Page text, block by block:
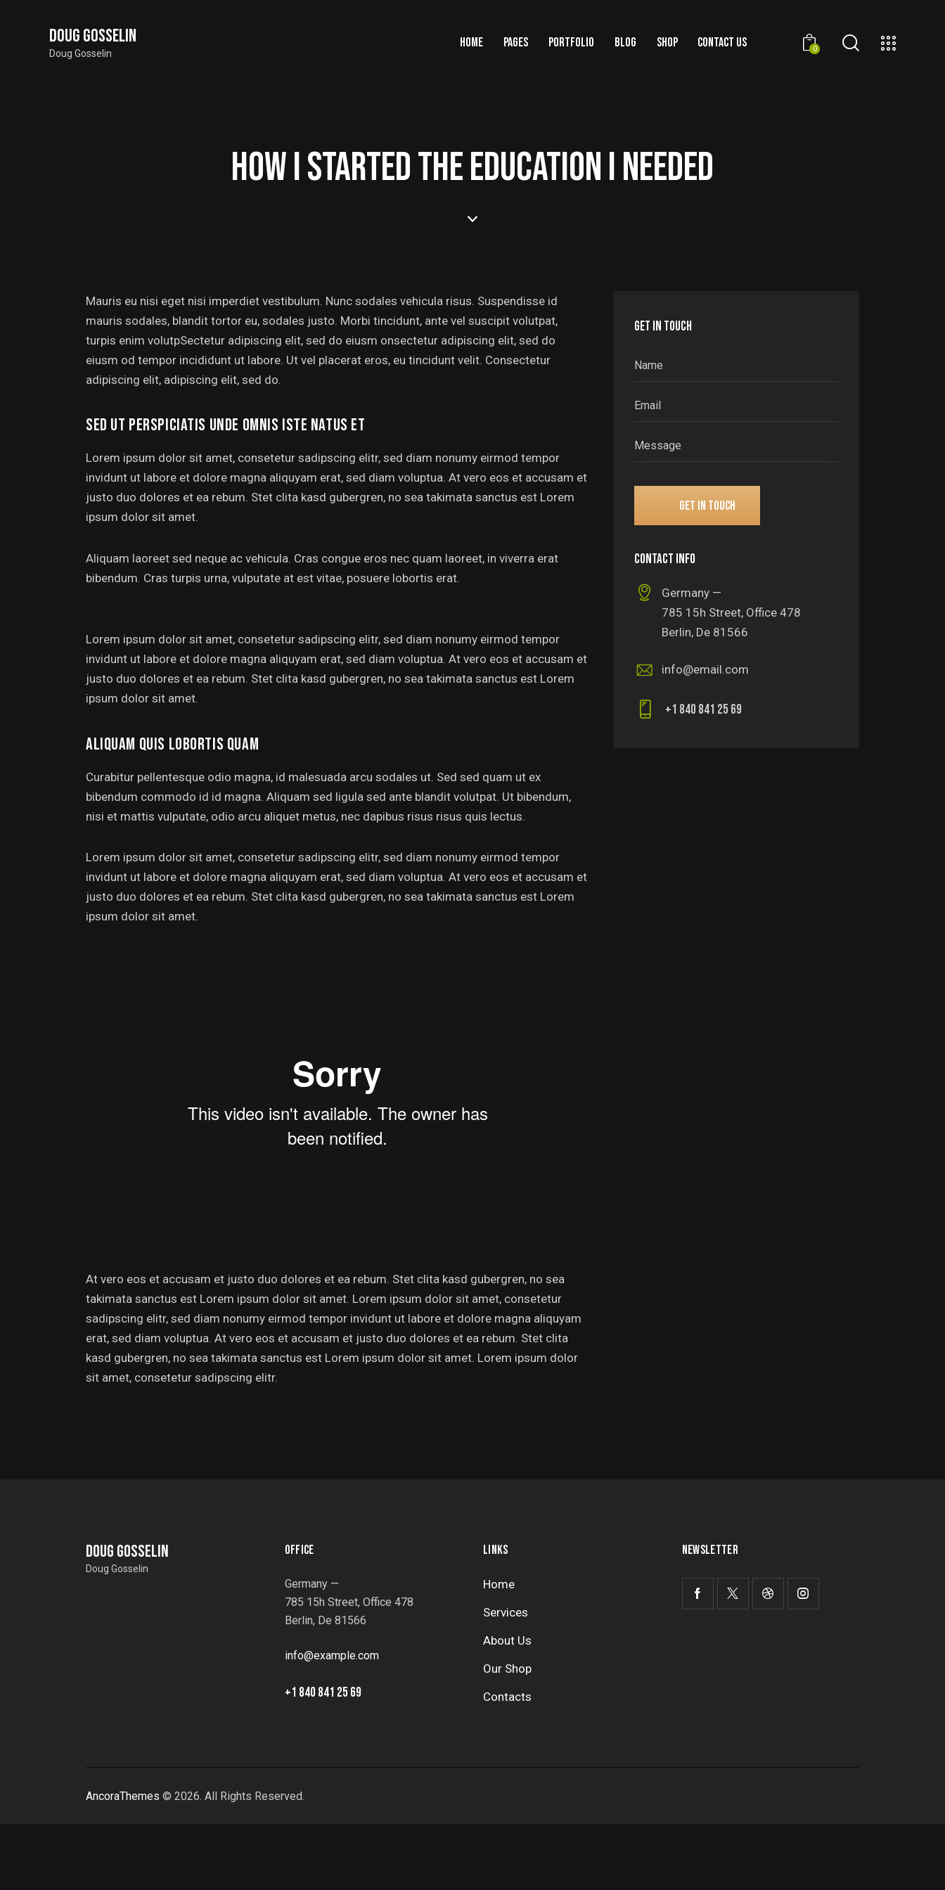
Doug Gosselin
Doug Gosselin
HOME PAGES PORTFOLIO BLOG SHOP CONTACT US 0
HOW I STARTED THE EDUCATION I NEEDED
Mauris eu nisi eget nisi imperdiet vestibulum. Nunc sodales vehicula risus. Suspendisse id
mauris sodales, blandit tortor eu, sodales justo. Morbi tincidunt, ante vel suscipit volutpat,
turpis enim volutpSectetur adipiscing elit, sed do eiusm onsectetur adipiscing elit, sed do
eiusm od tempor incididunt ut labore. Ut vel placerat eros, eu tincidunt velit. Consectetur
adipiscing elit, adipiscing elit, sed do.
SED UT PERSPICIATIS UNDE OMNIS ISTE NATUS ET
Lorem ipsum dolor sit amet, consetetur sadipscing elitr, sed diam nonumy eirmod tempor
invidunt ut labore et dolore magna aliquyam erat, sed diam voluptua. At vero eos et accusam et
justo duo dolores et ea rebum. Stet clita kasd gubergren, no sea takimata sanctus est Lorem
ipsum dolor sit amet.
Aliquam laoreet sed neque ac vehicula. Cras congue eros nec quam laoreet, in viverra erat
bibendum. Cras turpis urna, vulputate at est vitae, posuere lobortis erat.
Lorem ipsum dolor sit amet, consetetur sadipscing elitr, sed diam nonumy eirmod tempor
invidunt ut labore et dolore magna aliquyam erat, sed diam voluptua. At vero eos et accusam et
justo duo dolores et ea rebum. Stet clita kasd gubergren, no sea takimata sanctus est Lorem
ipsum dolor sit amet.
ALIQUAM QUIS LOBORTIS QUAM
Curabitur pellentesque odio magna, id malesuada arcu sodales ut. Sed sed quam ut ex
bibendum commodo id id magna. Aliquam sed ligula sed ante blandit volutpat. Ut bibendum,
nisi et mattis vulputate, odio arcu aliquet metus, nec dapibus risus risus quis lectus.
Lorem ipsum dolor sit amet, consetetur sadipscing elitr, sed diam nonumy eirmod tempor
invidunt ut labore et dolore magna aliquyam erat, sed diam voluptua. At vero eos et accusam et
justo duo dolores et ea rebum. Stet clita kasd gubergren, no sea takimata sanctus est Lorem
ipsum dolor sit amet.
At vero eos et accusam et justo duo dolores et ea rebum. Stet clita kasd gubergren, no sea
takimata sanctus est Lorem ipsum dolor sit amet. Lorem ipsum dolor sit amet, consetetur
sadipscing elitr, sed diam nonumy eirmod tempor invidunt ut labore et dolore magna aliquyam
erat, sed diam voluptua. At vero eos et accusam et justo duo dolores et ea rebum. Stet clita
kasd gubergren, no sea takimata sanctus est Lorem ipsum dolor sit amet. Lorem ipsum dolor
sit amet, consetetur sadipscing elitr.
GET IN TOUCH
CONTACT INFO
Germany —
785 15h Street, Office 478
Berlin, De 81566
info@email.com
+1 840 841 25 69
Doug Gosselin
Doug Gosselin
OFFICE
Germany —
785 15h Street, Office 478
Berlin, De 81566
info@example.com
+1 840 841 25 69
LINKS
Home
Services
About Us
Our Shop
Contacts
NEWSLETTER
AncoraThemes © 2026. All Rights Reserved.